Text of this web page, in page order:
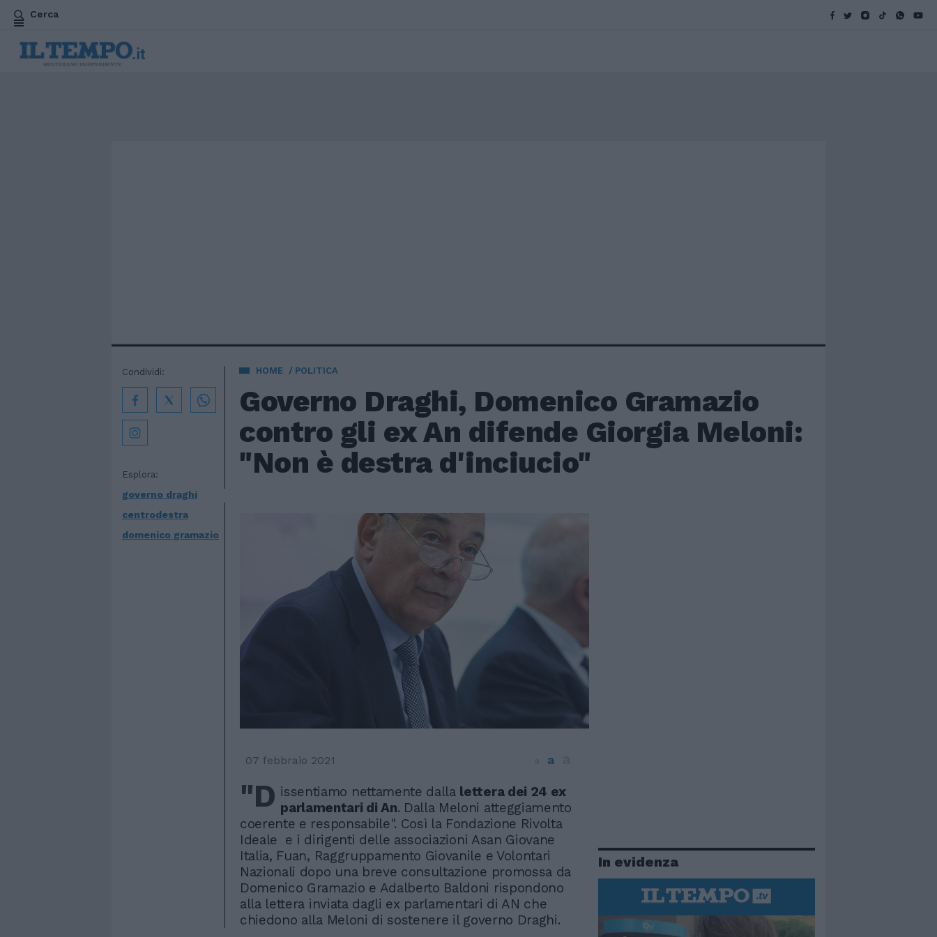
Cerca
HOME POLITICA
Governo Draghi, Domenico Gramazio
contro gli ex An difende Giorgia Meloni:
"Non è destra d'inciucio"
Esplora:
governo draghi
centrodestra
domenico gramazio
Condividi:
07 febbraio 2021 a
"D issentiamo nettamente dalla lettera dei 24 ex
parlamentari di An. Dalla Meloni atteggiamento
coerente e responsabile". Così la Fondazione Rivolta
Ideale e i dirigenti delle associazioni Asan Giovane
Italia, Fuan, Raggruppamento Giovanile e Volontari
Nazionali dopo una breve consultazione promossa da
Domenico Gramazio e Adalberto Baldoni rispondono
alla lettera inviata dagli ex parlamentari di AN che
chiedono alla Meloni di sostenere il governo Draghi.
In evidenza